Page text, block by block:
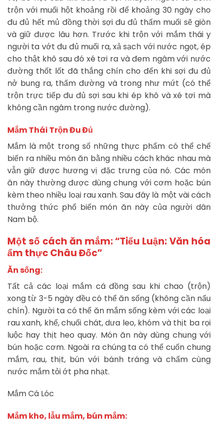
trộn với muối hột khoảng rồi để khoảng 30 ngày cho
đu đủ hết mủ đồng thời sợi đu đủ thấm muối sẽ giòn
và giữ được lâu hơn. Trước khi trộn với mắm thái y
người ta vớt đu đủ muối ra, xả sạch với nước ngọt, ép
cho thật khô sau đó xé tơi ra và đem ngâm với nước
đường thốt lốt đã thắng chín cho đến khi sợi đu đủ
nở bung ra, thấm đường và trong như mứt (có thể
trộn trực tiếp đu đủ sợi sau khi ép khô và xé tơi mà
không cần ngâm trong nước đường).
Mắm Thái Trộn Đu Đủ
Mắm là một trong số những thực phẩm có thể chế
biến ra nhiều món ăn bằng nhiều cách khác nhau mà
vẫn giữ được hương vị đặc trưng của nó. Các món
ăn này thường được dùng chung với cơm hoặc bún
kèm theo nhiều loại rau xanh. Sau đây là một vài cách
thưởng thức phổ biến món ăn này của người dân
Nam bộ.
Một số cách ăn mắm: “Tiểu Luận: Văn hóa
ẩm thực Châu Đốc”
Ăn sống:
Tất cả các loại mắm cá đồng sau khi chao (trộn)
xong từ 3-5 ngày đều có thể ăn sống (không cần nấu
chín). Người ta có thể ăn mắm sống kèm với các loại
rau xanh, khế, chuối chát, dưa leo, khóm và thịt ba rọi
luộc hay thịt heo quay. Món ăn này dùng chung với
bún hoặc cơm. Ngoài ra chúng ta có thể cuốn chung
mắm, rau, thịt, bún với bánh tráng và chấm cùng
nước mắm tỏi ớt pha nhạt.
Mắm Cá Lóc
Mắm kho, lẫu mắm, bún mắm: